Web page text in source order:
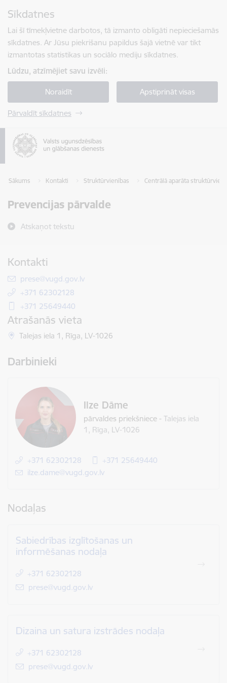
Sīkdatnes
Lai šī tīmekļvietne darbotos, tā izmanto obligāti nepieciešamās
sīkdatnes. Ar Jūsu piekrišanu papildus šajā vietnē var tikt
izmantotas statistikas un sociālo mediju sīkdatnes.
Lūdzu, atzīmējiet savu izvēli:
Noraidīt Apstiprināt visas
Pārvaldīt sīkdatnes
Sākums Kontakti Struktūrvienības Centrālā aparāta
Prevencijas pārvalde
Atskaņot tekstu
Kontakti
E-pasts:
prese@vugd.gov.lv
+371 62302128
+371 25649440
Atrašanās vieta
Talejas iela 1, Rīga, LV-1026
Darbinieki
Ilze Dāme
pārvaldes priekšniece -Talejas iela
1, Rīga, LV-1026
+371 62302128
+371 25649440
E-pasts:
ilze.dame@vugd.gov.lv
Nodaļas
Sabiedrības izglītošanas un
informēšanas nodaļa
+371 62302128
E-pasts:
prese@vugd.gov.lv
Dizaina un satura izstrādes nodaļa
+371 62302128
E-pasts:
prese@vugd.gov.lv